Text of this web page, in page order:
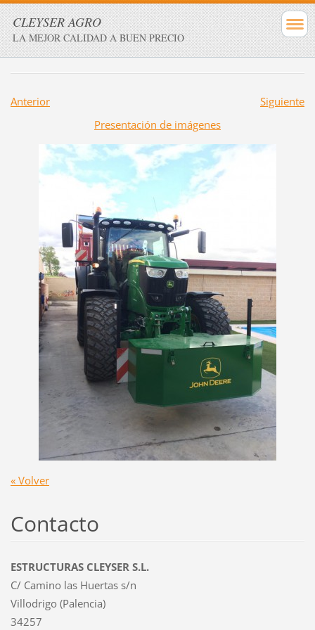
CLEYSER AGRO
LA MEJOR CALIDAD A BUEN PRECIO
Anterior
Siguiente
Presentación de imágenes
« Volver
Contacto
ESTRUCTURAS CLEYSER S.L.
C/ Camino las Huertas s/n
Villodrigo (Palencia)
34257